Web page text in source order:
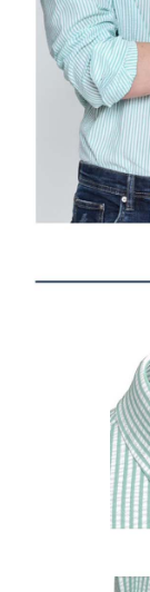
５．嚴禁一人註冊
恩沛科技股份有限